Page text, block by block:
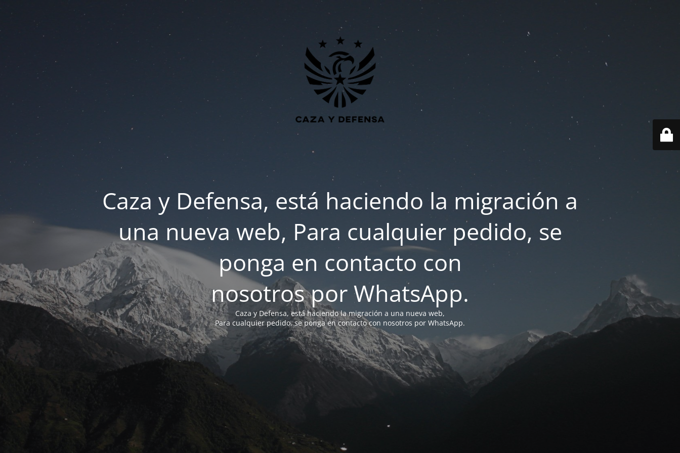
Caza y Defensa, está haciendo la migración a
una nueva web, Para cualquier pedido, se
ponga en contacto con
nosotros por WhatsApp.
Caza y Defensa, está haciendo la migración a una nueva web,
Para cualquier pedido, se ponga en contacto con nosotros por WhatsApp.